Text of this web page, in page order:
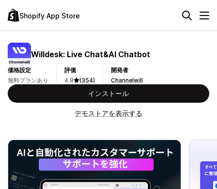
Shopify App Store
Willdesk: Live Chat&AI Chatbot
価格設定
無料プランあり
評価
4.8
(354)
開発者
Channelwill
インストール
デモストアを表示する